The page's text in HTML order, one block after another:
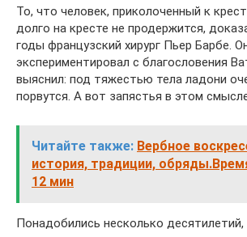
То, что человек, приколоченный к
долго на кресте не продержится,
годы французский хирург Пьер Барбе.
экспериментировал с благословения
выяснил: под тяжестью тела ладони
порвутся. А вот запястья в этом
Читайте также: Вербное
история, традиции,
12 мин
Понадобились несколько